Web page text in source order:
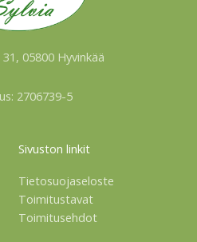
05800 Hyvinkää
2706739-5
Sivuston linkit
Tietosuojaseloste
Toimitustavat
Toimitusehdot